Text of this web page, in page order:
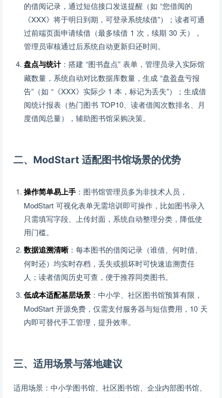
的借阅记录，通过短信接口发送提醒（如 “您借阅的
《XXX》将于明日到期，可登录系统续借”）；读者可通
过前端页面申请续借（最多续借 1 次，续期 30 天），
管理员审核通过后系统自动更新归还时间。
盘点与统计：搭建 “图书盘点” 表单，管理员录入实际馆
藏数量，系统自动对比数据库数量，生成 “盘盈盘亏报
告”（如 “《XXX》实际少 1 本，标记为丢失”）；生成借
阅统计报表（热门图书 TOP10、读者借阅次数排名、月
度借阅总量），辅助图书馆采购决策。
二、ModStart 适配图书馆场景的优势
操作简单易上手 ：图书馆管理员多为非技术人员，
ModStart 可视化表单无需培训即可操作，比如图书录入
只需填写字段、上传封面，系统自动整理分类，降低使
用门槛。
数据追溯清晰：每本图书的借阅记录（谁借、何时借、
何时还）均实时存档，丢失或损坏时可快速追溯责任
人；读者借阅历史可查，便于推荐同类图书。
低成本适配基层场景 ：中小学、社区图书馆预算有限，
ModStart 开源免费，仅需支付服务器与短信费用，10 天
内即可替代手工管理，提升效率。
三、适用场景与落地建议
适用场景：中小学图书馆、社区图书馆、企业内部图书馆、